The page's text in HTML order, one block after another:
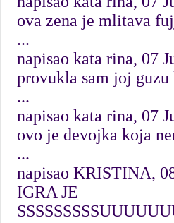
ova zena je mlitava
...
napisao kata rina, 07
provukla sam joj guzu
...
napisao kata rina, 07
ovo je devojka koja
...
napisao KRISTINA,
IGRA JE